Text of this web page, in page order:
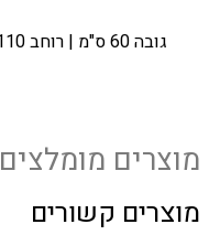
גובה 60 ס"מ | רוחב 110 ס"מ | עומק 20 ס"מ
מוצרים מומלצים
מוצרים קשורים